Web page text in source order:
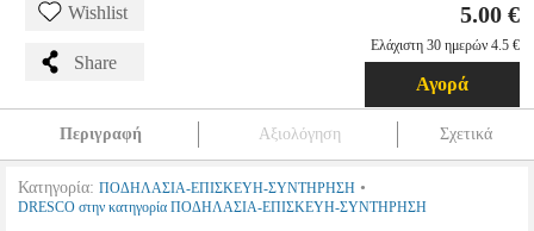
Wishlist
Share
5.00 €
Ελάχιστη 30 ημερών 4.5 €
Αγορά
Περιγραφή Αξιολόγηση Σχετικά
Κατηγορία: ΠΟΔΗΛΑΣΙΑ-ΕΠΙΣΚΕΥΗ-ΣΥΝΤΗΡΗΣΗ •
DRESCO στην κατηγορία ΠΟΔΗΛΑΣΙΑ-ΕΠΙΣΚΕΥΗ-ΣΥΝΤΗΡΗΣΗ